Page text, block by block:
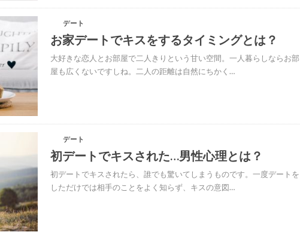
デート
お家デートでキスをするタイミングとは？
大好きな恋人とお部屋で二人きりという甘い空間。一人暮らしならお部
屋も広くないですしね。二人の距離は自然にちかく…
デート
初デートでキスされた…男性心理とは？
初デートでキスされたら、誰でも驚いてしまうものです。一度デートを
しただけでは相手のことをよく知らず、キスの意図…